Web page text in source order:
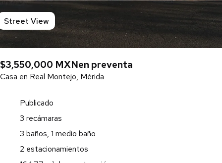
Street View
$3,550,000 MXNen preventa
Casa en Real Montejo, Mérida
Publicado
3 recámaras
3 baños, 1 medio baño
2 estacionamientos